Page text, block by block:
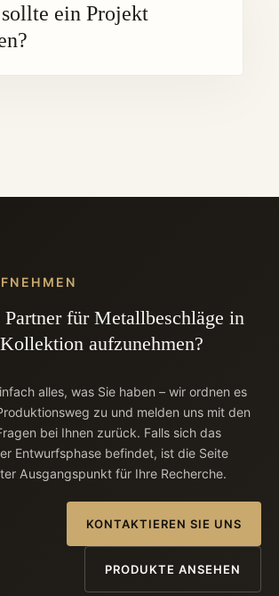
ein Projekt
für Metallbeschläge in
aufzunehmen?
alles, was Sie haben – wir ordnen es
zu und melden uns mit den
bei Ihnen zurück. Falls sich das
Entwurfsphase befindet, ist die Seite
Ausgangspunkt für Ihre Recherche.
KONTAKTIEREN SIE UNS
PRODUKTE ANSEHEN